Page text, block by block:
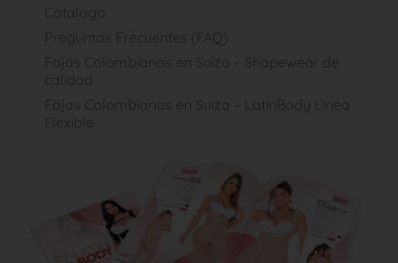
Catalogo
Preguntas Frecuentes (FAQ)
Fajas Colombianas en Suiza – Shapewear de
calidad
Fajas Colombianas en Suiza – LatinBody Linea
Flexible